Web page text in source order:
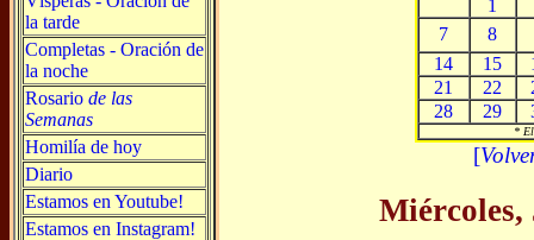
la tarde
Completas - Oración de
la noche
Rosario de las
Semanas
Homilía de hoy
Diario
Estamos en Youtube!
Estamos en Instagram!
1
7
8
14
15
21
22
28
29
*
[
Miércoles,